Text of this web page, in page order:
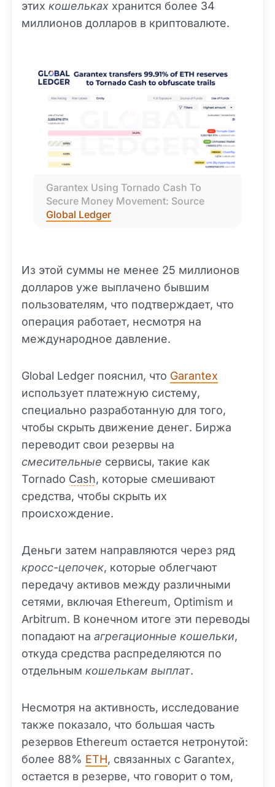
этих кошельках хранится более 34
миллионов долларов в криптовалюте.
Garantex Using Tornado Cash To
Global Ledger
Из этой суммы не менее 25 миллионов
долларов уже выплачено бывшим
пользователям, что подтверждает, что
операция работает, несмотря на
международное давление.
Global Ledger пояснил, что Garantex
использует платежную систему,
специально разработанную для того,
чтобы скрыть движение денег. Биржа
переводит свои резервы на
смесительные сервисы, такие как
Tornado Cash, которые смешивают
средства, чтобы скрыть их
происхождение.
Деньги затем направляются через ряд
кросс-цепочек, которые облегчают
передачу активов между различными
сетями, включая Ethereum, Optimism и
Arbitrum. В конечном итоге эти переводы
попадают на агрегационные кошельки,
откуда средства распределяются по
отдельным кошелькам выплат.
Несмотря на активность, исследование
также показало, что большая часть
резервов Ethereum остается нетронутой:
более 88% ETH, связанных с Garantex,
остается в резерве, что говорит о том,